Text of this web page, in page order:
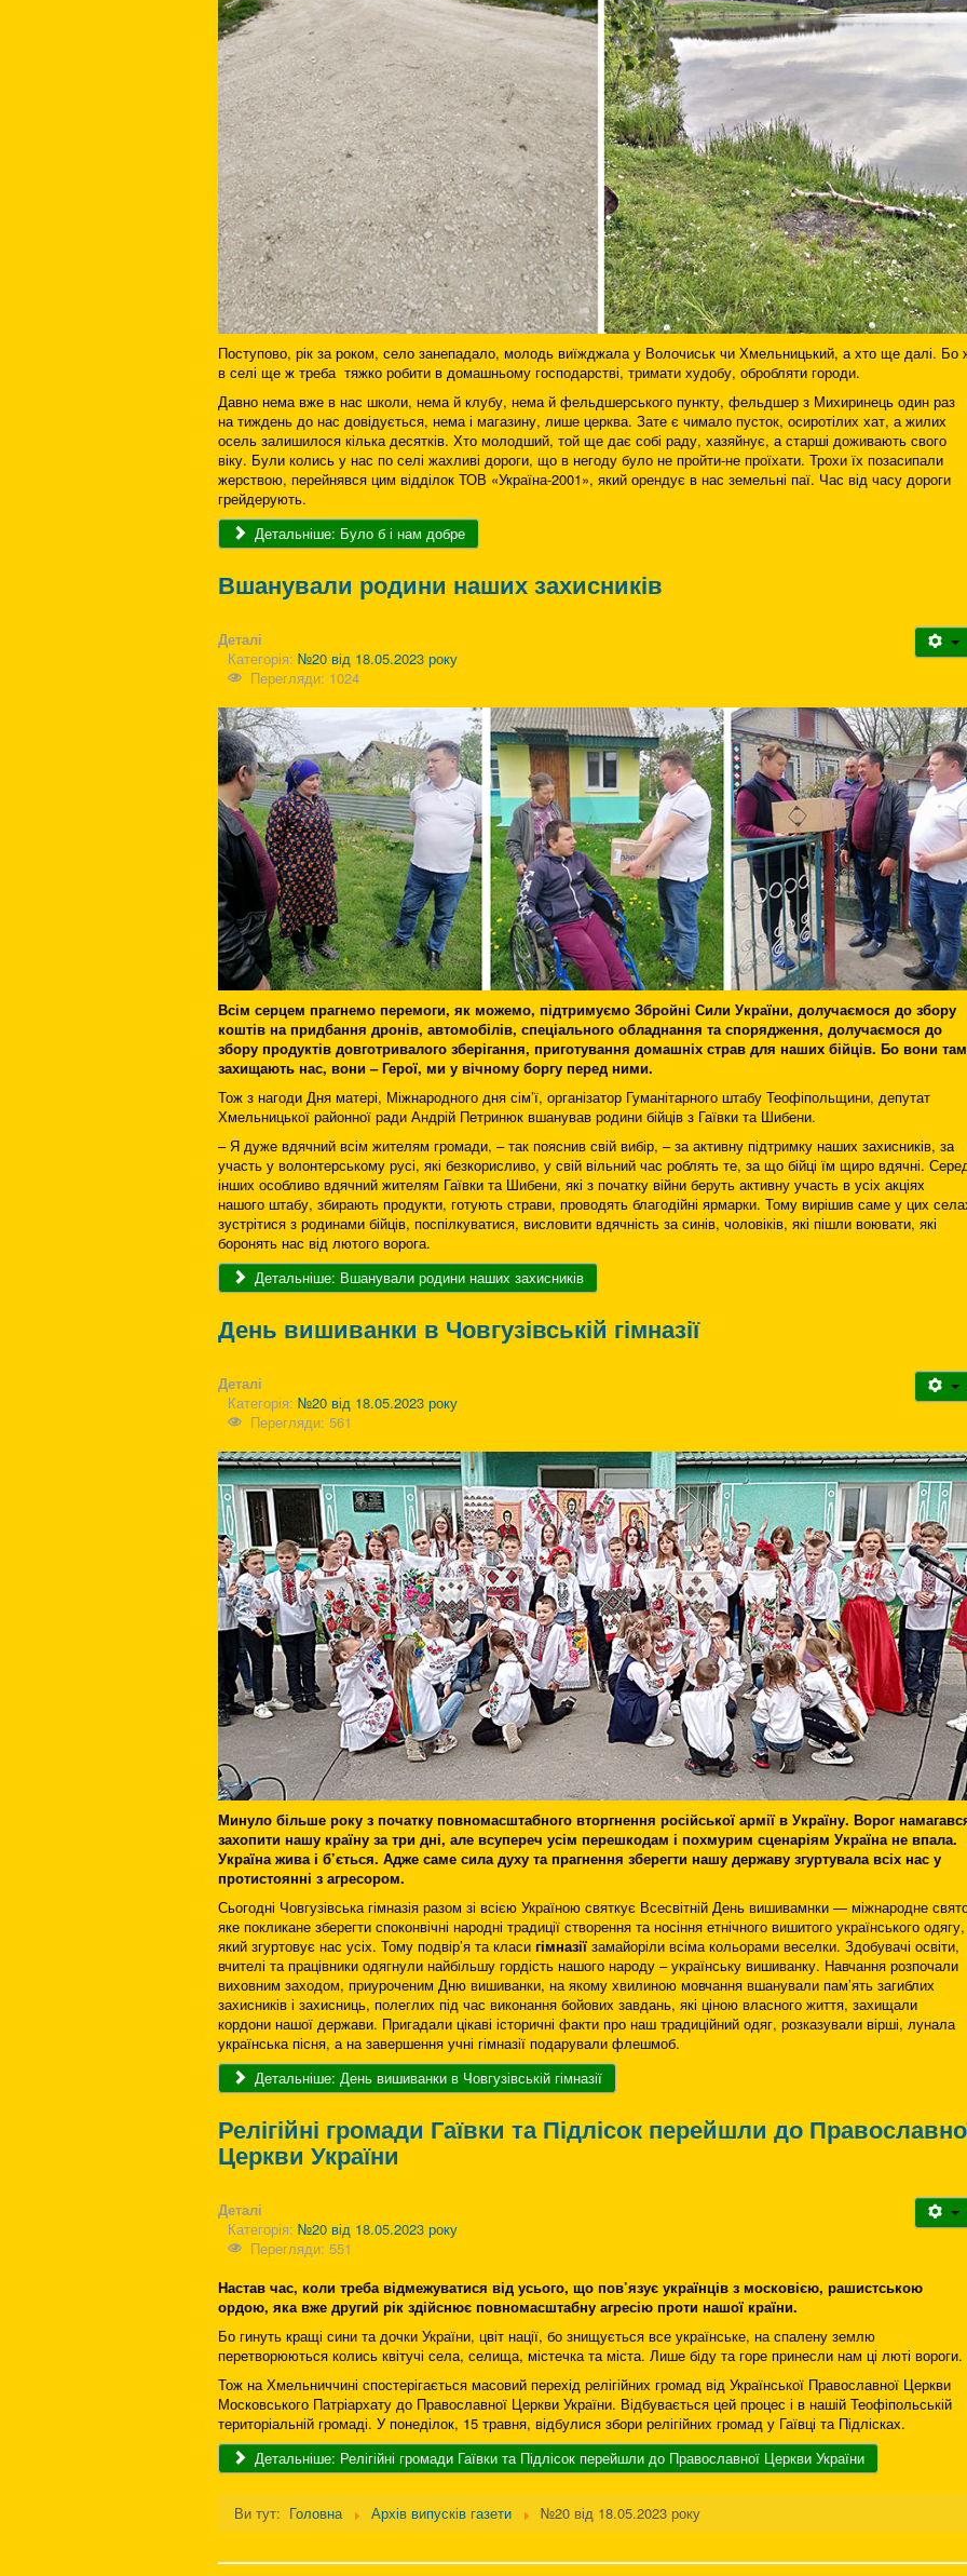
Поступово, рік за роком, село занепадало, молодь виїжджала у Волочиськ чи Хмельницький, а хто ще далі. Бо
в селі ще ж треба тяжко робити в домашньому господарстві, тримати худобу, обробляти городи.
Давно нема вже в нас школи, нема й клубу, нема й фельдшерського пункту, фельдшер з Михиринець один раз
на тиждень до нас довідується, нема і магазину, лише церква. Зате є чимало пусток, осиротілих хат, а жилих
осель залишилося кілька десятків. Хто молодший, той ще дає собі раду, хазяйнує, а старші доживають свого
віку. Були колись у нас по селі жахливі дороги, що в негоду було не пройти-не проїхати. Трохи їх позасипали
жерствою, перейнявся цим відділок ТОВ «Україна-2001», який орендує в нас земельні паї. Час від часу дороги
грейдерують.
Детальніше: Було б і нам добре
Вшанували родини наших захисників
Деталі
Категорія: №20 від 18.05.2023 року
Перегляди: 1024
Всім серцем прагнемо перемоги, як можемо, підтримуємо Збройні Сили України, долучаємося до збору
коштів на придбання дронів, автомобілів, спеціального обладнання та спорядження, долучаємося до
збору продуктів довготривалого зберігання, приготування домашніх страв для наших бійців. Бо вони там
захищають нас, вони – Герої, ми у вічному боргу перед ними.
Тож з нагоди Дня матері, Міжнародного дня сім’ї, організатор Гуманітарного штабу Теофіпольщини, депутат
Хмельницької районної ради Андрій Петринюк вшанував родини бійців з Гаївки та Шибени.
– Я дуже вдячний всім жителям громади, – так пояснив свій вибір, – за активну підтримку наших захисників, за
участь у волонтерському русі, які безкорисливо, у свій вільний час роблять те, за що бійці їм щиро вдячні.
інших особливо вдячний жителям Гаївки та Шибени, які з початку війни беруть активну участь в усіх акціях
нашого штабу, збирають продукти, готують страви, проводять благодійні ярмарки. Тому вирішив саме у цих
зустрітися з родинами бійців, поспілкуватися, висловити вдячність за синів, чоловіків, які пішли воювати, які
боронять нас від лютого ворога.
Детальніше: Вшанували родини наших захисників
День вишиванки в Човгузівській гімназії
Деталі
Категорія: №20 від 18.05.2023 року
Перегляди: 561
Минуло більше року з початку повномасштабного вторгнення російської армії в Україну. Ворог
захопити нашу країну за три дні, але всупереч усім перешкодам і похмурим сценаріям Україна не впала.
Україна жива і б’ється. Адже саме сила духу та прагнення зберегти нашу державу згуртувала всіх нас у
протистоянні з агресором.
Сьогодні Човгузівська гімназія разом зі всією Україною святкує Все­світній День вишивамнки — міжнародне
яке покликане зберегти споконвічні народні традиції створення та носіння етнічного вишитого українського одягу,
який згуртовує нас усіх. Тому подвір’я та класи гімназії замайоріли всіма кольорами веселки. Здобувачі освіти,
вчителі та працівники одягнули найбільшу гордість нашого народу – українську вишиванку. Навчання розпочали
виховним заходом, приуроченим Дню вишиванки, на якому хвилиною мовчання вшанували пам’ять загиблих
захисників і захисниць, полеглих під час виконання бойових завдань, які ціною власного життя, захищали
кордони нашої держави. Пригадали цікаві історичні факти про наш традиційний одяг, розказували вірші, лунала
українська пісня, а на завершення учні гімназії подарували флешмоб.
Детальніше: День вишиванки в Човгузівській гімназії
Релігійні громади Гаївки та Підлісок перейшли до
Церкви України
Деталі
Категорія: №20 від 18.05.2023 року
Перегляди: 551
Настав час, коли треба відмежуватися від усього, що пов’язує українців з московією, рашистською
ордою, яка вже другий рік здійснює повномасштабну агресію проти нашої країни.
Бо гинуть кращі сини та дочки України, цвіт нації, бо знищується все українське, на спалену землю
перетворюються колись квітучі села, селища, містечка та міста. Лише біду та горе принесли нам ці люті вороги.
Тож на Хмельниччині спостерігається масовий перехід релігійних громад від Української Православної Церкви
Московського Патріархату до Православної Церкви України. Відбувається цей процес і в нашій Теофіпольській
територіальній громаді. У понеділок, 15 травня, відбулися збори релігійних громад у Гаївці та Підлісках.
Детальніше: Релігійні громади Гаївки та Підлісок перейшли до Православної Церкви України
Ви тут: Головна Архів випусків газети №20 від 18.05.2023 року